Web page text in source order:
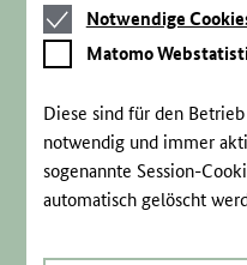
Notwendige
Cookies
Notwendige
Matomo
Webstatistik
Matomo
Diese sind für den
notwendig und immer
sogenannte Session-
automatisch gelöscht